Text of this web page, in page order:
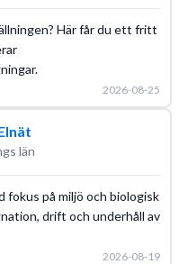
Här får du ett fritt
2026-08-25
län
fokus på miljö och biologisk
drift och underhåll av
2026-08-19